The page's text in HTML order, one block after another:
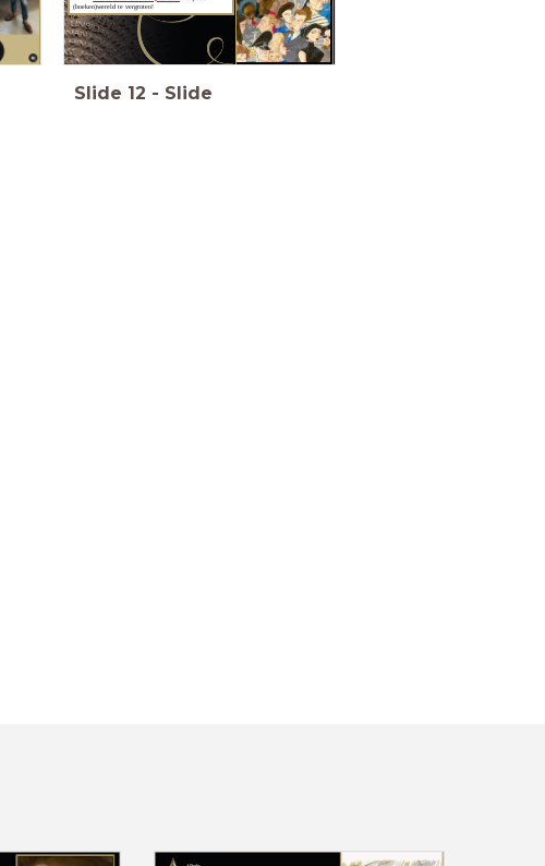
(boeken)wereld te vergroten!
(boeken)wereld te vergroten!
Slide 12 - Slide